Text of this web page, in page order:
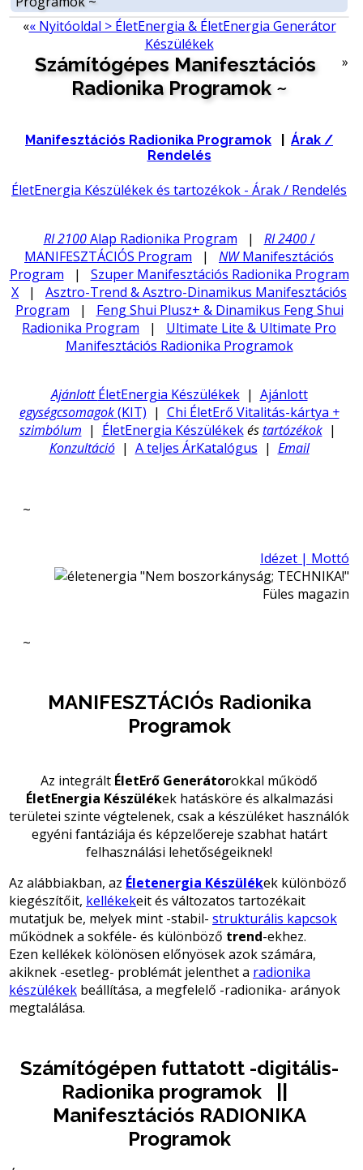
«« Nyitóoldal > ÉletEnergia & ÉletEnergia Generátor
Készülékek
»
Számítógépes Manifesztációs
Radionika Programok ~
Manifesztációs Radionika Programok
Árak /
Rendelés
ÉletEnergia Készülékek és tartozékok - Árak / Rendelés
RI 2100Alap Radionika Program | RI 2400/
MANIFESZTÁCIÓS Program | NWManifesztációs
Program | Szuper Manifesztációs Radionika Program
X | Asztro-Trend & Asztro-Dinamikus Manifesztációs
Program | Feng Shui Plusz+ & Dinamikus Feng Shui
Radionika Program | Ultimate Lite & Ultimate Pro
Manifesztációs Radionika Programok
AjánlottÉletEnergia Készülékek| Ajánlott
egységcsomagok (KIT) | Chi ÉletErő Vitalitás-kártya +
szimbólum | ÉletEnergia Készülékek éstartózékok|
Konzultáció| A teljes ÁrKatalógus | Email
~
Idézet | Mottó
"Nem boszorkányság; TECHNIKA!"
Füles magazin
~
MANIFESZTÁCIÓs Radionika
Programok
Az integrált ÉletErő Generátorokkal működő
ÉletEnergia Készülékekhatásköre és alkalmazási
területei szinte végtelenek, csak a készüléket használók
egyéni fantáziája és képzelőereje szabhat határt
felhasználási lehetőségeiknek!
Az alábbiakban, az Életenergia Készülékek különböző
kiegészítőit, kellékekeit és változatos tartozékait
mutatjuk be, melyek mint -stabil- strukturális kapcsok
működnek a sokféle- és különböző trend-ekhez.
Ezen kellékek kölönösen előnyösek azok számára,
akiknek -esetleg- problémát jelenthet a radionika
készülékek beállítása, a megfelelő -radionika- arányok
megtalálása.
Számítógépen futtatott -digitális-
Radionika programok ||
Manifesztációs RADIONIKA
Programok